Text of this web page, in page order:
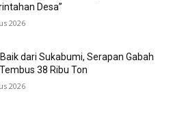
Desa”
2026
dari Sukabumi, Serapan Gabah
38 Ribu Ton
2026